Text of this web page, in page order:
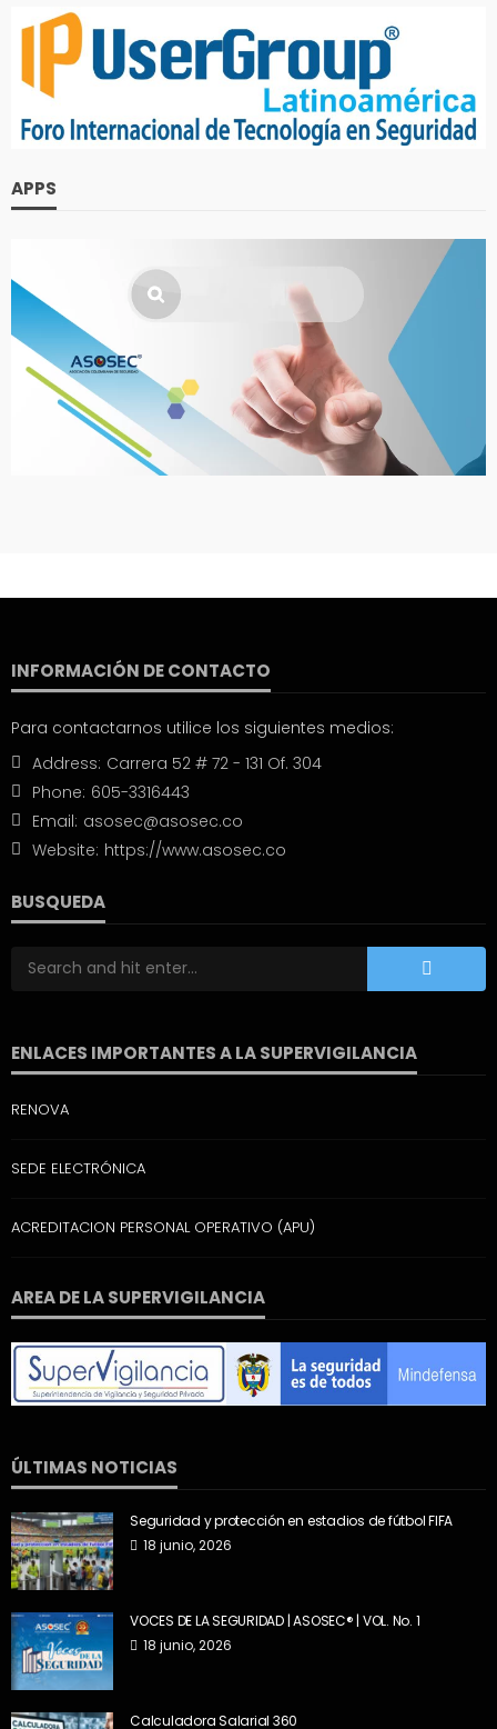
APPS
INFORMACIÓN DE CONTACTO
Para contactarnos utilice los siguientes medios:
Address: Carrera 52 # 72 - 131 Of. 304
Phone: 605-3316443
Email: asosec@asosec.co
Website: https://www.asosec.co
BUSQUEDA
ENLACES IMPORTANTES A LA SUPERVIGILANCIA
RENOVA
SEDE ELECTRÓNICA
ACREDITACION PERSONAL OPERATIVO (APU)
AREA DE LA SUPERVIGILANCIA
ÚLTIMAS NOTICIAS
Seguridad y protección en estadios de fútbol FIFA
18 junio, 2026
VOCES DE LA SEGURIDAD | ASOSEC® | VOL. No. 1
18 junio, 2026
Calculadora Salarial 360